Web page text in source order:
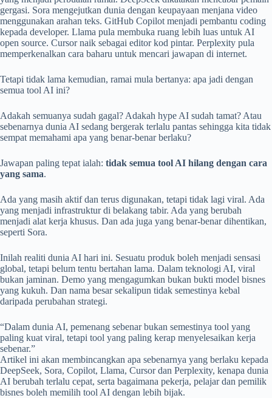
gergasi. Sora mengejutkan dunia dengan keupayaan menjana video
menggunakan arahan teks. GitHub Copilot menjadi pembantu coding
kepada developer. Llama pula membuka ruang lebih luas untuk AI
open source. Cursor naik sebagai editor kod pintar. Perplexity pula
memperkenalkan cara baharu untuk mencari jawapan di internet.
Tetapi tidak lama kemudian, ramai mula bertanya: apa jadi dengan
semua tool AI ini?
Adakah semuanya sudah gagal? Adakah hype AI sudah tamat? Atau
sebenarnya dunia AI sedang bergerak terlalu pantas sehingga kita tidak
sempat memahami apa yang benar-benar berlaku?
Jawapan paling tepat ialah: tidak semua tool AI hilang dengan cara
yang sama.
Ada yang masih aktif dan terus digunakan, tetapi tidak lagi viral. Ada
yang menjadi infrastruktur di belakang tabir. Ada yang berubah
menjadi alat kerja khusus. Dan ada juga yang benar-benar dihentikan,
seperti Sora.
Inilah realiti dunia AI hari ini. Sesuatu produk boleh menjadi sensasi
global, tetapi belum tentu bertahan lama. Dalam teknologi AI, viral
bukan jaminan. Demo yang mengagumkan bukan bukti model bisnes
yang kukuh. Dan nama besar sekalipun tidak semestinya kebal
daripada perubahan strategi.
“Dalam dunia AI, pemenang sebenar bukan semestinya tool yang
paling kuat viral, tetapi tool yang paling kerap menyelesaikan kerja
sebenar.”
Artikel ini akan membincangkan apa sebenarnya yang berlaku kepada
DeepSeek, Sora, Copilot, Llama, Cursor dan Perplexity, kenapa dunia
AI berubah terlalu cepat, serta bagaimana pekerja, pelajar dan pemilik
bisnes boleh memilih tool AI dengan lebih bijak.